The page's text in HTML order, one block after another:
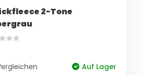
2-Tone
Auf Lager